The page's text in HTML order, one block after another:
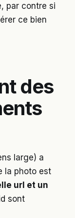
par contre si
ce bien
des
large) a
la photo est
url et un
sont